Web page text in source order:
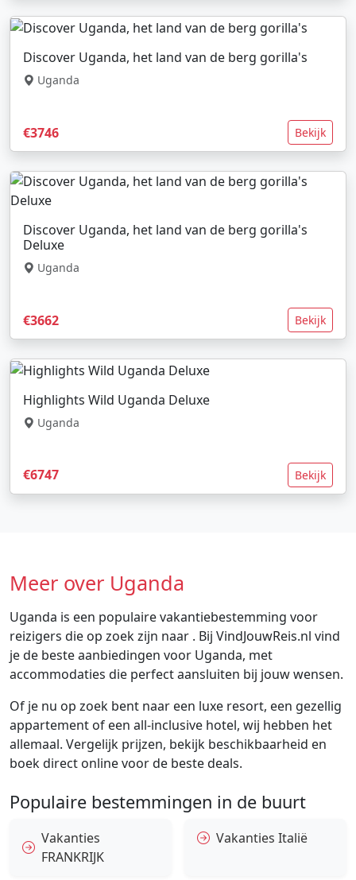
Discover Uganda, het land van de berg gorilla's
Uganda
€3746 Bekijk
Discover Uganda, het land van de berg gorilla's
Deluxe
Uganda
€3662 Bekijk
Highlights Wild Uganda Deluxe
Uganda
€6747 Bekijk
Meer over Uganda
Uganda is een populaire vakantiebestemming voor
reizigers die op zoek zijn naar . Bij VindJouwReis.nl vind
je de beste aanbiedingen voor Uganda, met
accommodaties die perfect aansluiten bij jouw wensen.
Of je nu op zoek bent naar een luxe resort, een gezellig
appartement of een all-inclusive hotel, wij hebben het
allemaal. Vergelijk prijzen, bekijk beschikbaarheid en
boek direct online voor de beste deals.
Populaire bestemmingen in de buurt
Vakanties
FRANKRIJK
Vakanties Italië